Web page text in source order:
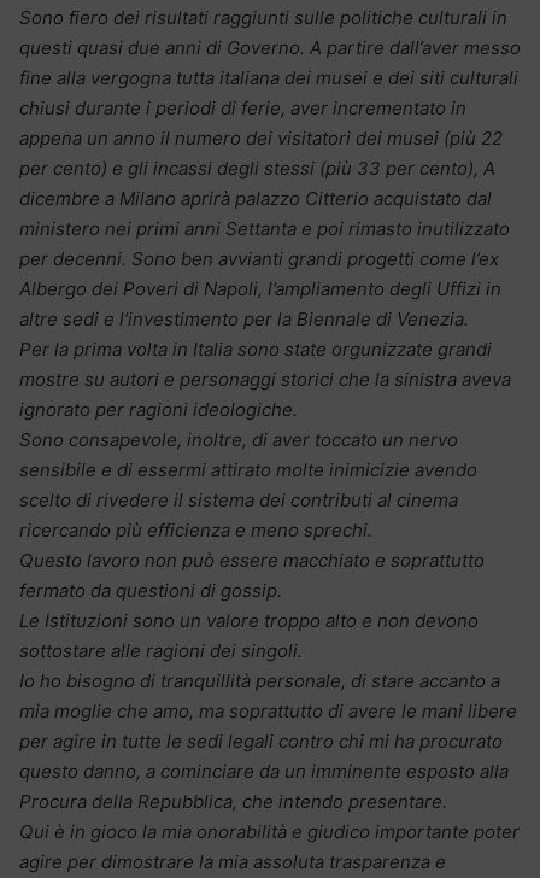
Sono fiero dei risultati raggiunti sulle politiche culturali in
questi quasi due anni di Governo. A partire dall’aver messo
fine alla vergogna tutta italiana dei musei e dei siti culturali
chiusi durante i periodi di ferie, aver incrementato in
appena un anno il numero dei visitatori dei musei (più 22
per cento) e gli incassi degli stessi (più 33 per cento), A
dicembre a Milano aprirà palazzo Citterio acquistato dal
ministero nei primi anni Settanta e poi rimasto inutilizzato
per decenni. Sono ben avvianti grandi progetti come l’ex
Albergo dei Poveri di Napoli, l’ampliamento degli Uffizi in
altre sedi e l’investimento per la Biennale di Venezia.
Per la prima volta in Italia sono state orgunizzate grandi
mostre su autori e personaggi storici che la sinistra aveva
ignorato per ragioni ideologiche.
Sono consapevole, inoltre, di aver toccato un nervo
sensibile e di essermi attirato molte inimicizie avendo
scelto di rivedere il sistema dei contributi al cinema
ricercando più efficienza e meno sprechi.
Questo lavoro non può essere macchiato e soprattutto
fermato da questioni di gossip.
Le Istituzioni sono un valore troppo alto e non devono
sottostare alle ragioni dei singoli.
Io ho bisogno di tranquillità personale, di stare accanto a
mia moglie che amo, ma soprattutto di avere le mani libere
per agire in tutte le sedi legali contro chi mi ha procurato
questo danno, a cominciare da un imminente esposto alla
Procura della Repubblica, che intendo presentare.
Qui è in gioco la mia onorabilità e giudico importante poter
agire per dimostrare la mia assoluta trasparenza e